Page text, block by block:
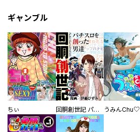
ギャンブル
ちぃ 回胴創世記 パチスロを創った男達 うみんChu♡